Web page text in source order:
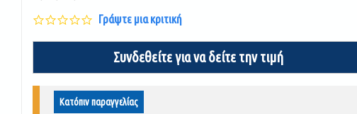
0.0
star
rating
Γράψτε μια κριτική
Συνδεθείτε για να δείτε την τιμή
Κατόπιν παραγγελίας